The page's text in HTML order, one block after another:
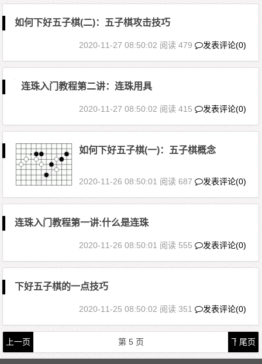
如何下好五子棋(二)：五子棋攻击技巧
2020-11-27 08:50:02 阅读 479 发表评论(0)
连珠入门教程第二讲：连珠用具
2020-11-27 08:50:02 阅读 415 发表评论(0)
如何下好五子棋(一)：五子棋概念
2020-11-26 08:50:01 阅读 687 发表评论(0)
连珠入门教程第一讲:什么是连珠
2020-11-26 08:50:01 阅读 555 发表评论(0)
下好五子棋的一点技巧
2020-11-25 08:50:02 阅读 351 发表评论(0)
文章导航
首页
上一页 第 5页 下一页
尾页